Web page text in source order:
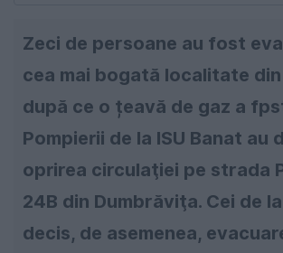
Zeci de persoane au fost
cea mai bogată localitate din
după ce o țeavă de gaz a
Pompierii de la ISU Banat au
oprirea circulaţiei pe strada
24B din Dumbrăviţa. Cei de la
decis, de asemenea,